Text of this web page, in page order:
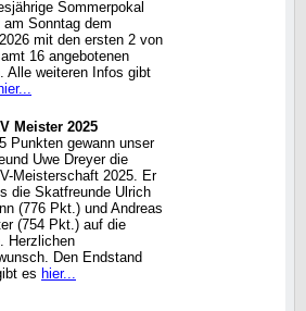
Sommerpokal
Sonntag dem
mit den ersten 2 von
16 angebotenen
Alle weiteren Infos gibt
hier...
Meister 2025
Punkten gewann unser
Uwe Dreyer die
Meisterschaft 2025. Er
die Skatfreunde Ulrich
(776 Pkt.) und Andreas
(754 Pkt.) auf die
Herzlichen
Den Endstand
es hier...